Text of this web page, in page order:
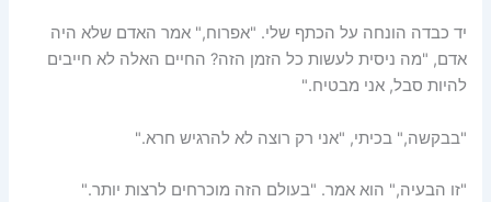
יד כבדה הונחה על הכתף שלי. "אפרוח," אמר האדם שלא היה
אדם, "מה ניסית לעשות כל הזמן הזה? החיים האלה לא חייבים
להיות סבל, אני מבטיח."
"בבקשה," בכיתי, "אני רק רוצה לא להרגיש חרא."
"זו הבעיה," הוא אמר. "בעולם הזה מוכרחים לרצות יותר."